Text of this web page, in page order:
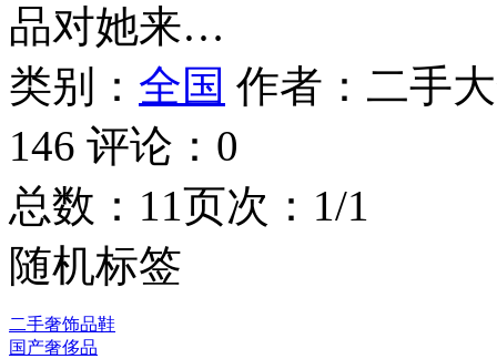
品对她来…
类别： 全国 作者： 二手
146 评论： 0
总数：11页次：1/1
随机标签
二手奢饰品鞋
国产奢侈品